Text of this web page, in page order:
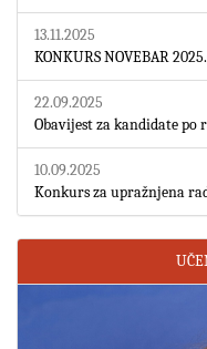
13.11.2025
KONKURS NOVEBAR
22.09.2025
Obavijest za kandidate po
10.09.2025
Konkurs za upražnjena